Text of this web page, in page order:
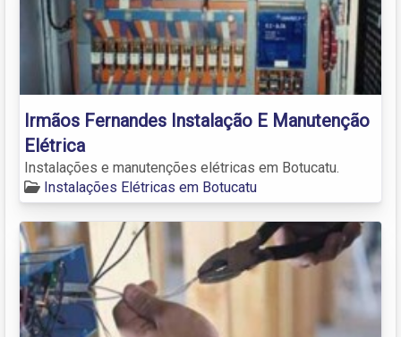
Irmãos Fernandes Instalação E Manutenção
Elétrica
Instalações e manutenções elétricas em Botucatu.
Instalações Elétricas em Botucatu